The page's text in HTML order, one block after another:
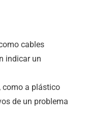
cables
indicar un
como a plástico
de un problema